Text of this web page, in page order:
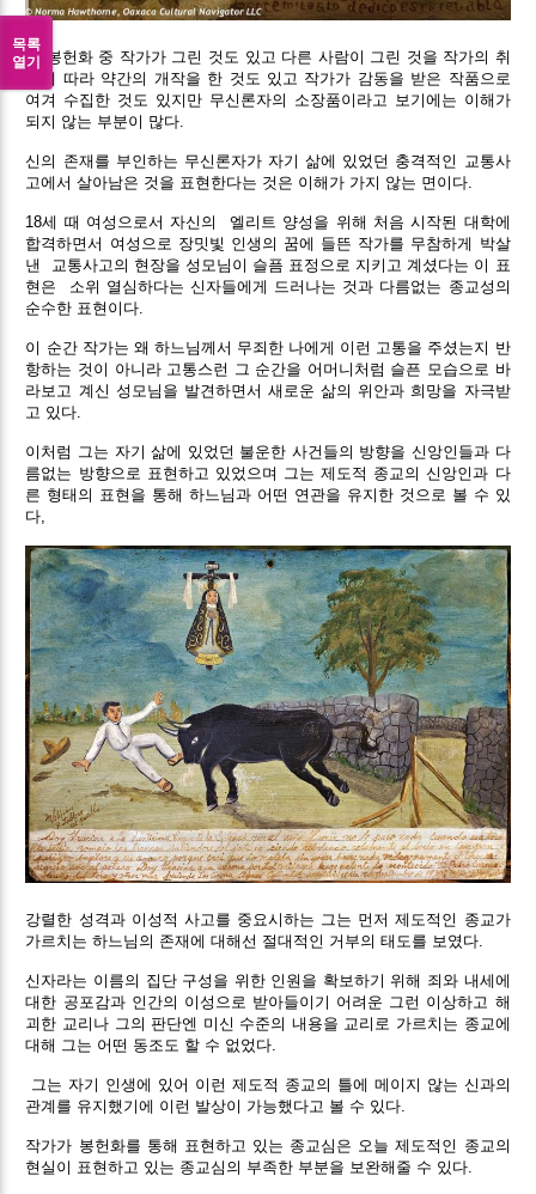
이 봉헌화 중 작가가 그린 것도 있고 다른 사람이 그린 것을 작가의 취
향에 따라 약간의 개작을 한 것도 있고 작가가 감동을 받은 작품으로
여겨 수집한 것도 있지만 무신론자의 소장품이라고 보기에는 이해가
되지 않는 부분이 많다.
신의 존재를 부인하는 무신론자가 자기 삶에 있었던 충격적인 교통사
고에서 살아남은 것을 표현한다는 것은 이해가 가지 않는 면이다.
18세 때 여성으로서 자신의 엘리트 양성을 위해 처음 시작된 대학에
합격하면서 여성으로 장밋빛 인생의 꿈에 들뜬 작가를 무참하게 박살
낸
교통사고의 현장을 성모님이 슬픔 표정으로 지키고 계셨다는 이 표
현은
소위 열심하다는 신자들에게 드러나는 것과 다름없는 종교성의
순수한 표현이다.
이 순간 작가는 왜 하느님께서 무죄한 나에게 이런 고통을 주셨는지 반
항하는 것이 아니라 고통스런 그 순간을 어머니처럼 슬픈 모습으로 바
라보고 계신 성모님을 발견하면서 새로운 삶의 위안과 희망을 자극받
고 있다.
이처럼 그는 자기 삶에 있었던 불운한 사건들의 방향을 신앙인들과 다
름없는 방향으로 표현하고 있었으며 그는 제도적 종교의 신앙인과 다
른 형태의 표현을 통해 하느님과 어떤 연관을 유지한 것으로 볼 수 있
다,
강렬한 성격과 이성적 사고를 중요시하는 그는 먼저 제도적인 종교가
가르치는 하느님의 존재에 대해선 절대적인 거부의 태도를 보였다.
신자라는 이름의 집단 구성을 위한 인원을 확보하기 위해 죄와 내세에
대한 공포감과 인간의 이성으로 받아들이기 어려운 그런 이상하고 해
괴한 교리나 그의 판단엔 미신 수준의 내용을 교리로 가르치는 종교에
대해 그는 어떤 동조도 할 수 없었다.
그는 자기 인생에 있어 이런 제도적 종교의 틀에 메이지 않는 신과의
관계를 유지했기에 이런 발상이 가능했다고 볼 수 있다.
작가가 봉헌화를 통해 표현하고 있는 종교심은 오늘 제도적인 종교의
현실이 표현하고 있는 종교심의 부족한 부분을 보완해줄 수 있다.
목록
열기